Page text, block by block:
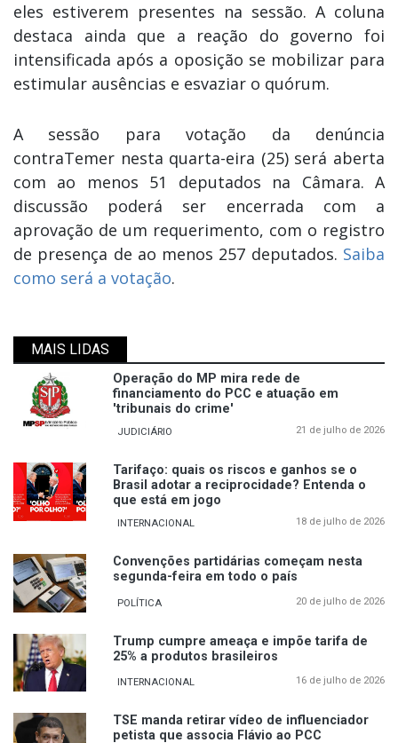
eles estiverem presentes na sessão. A coluna
destaca ainda que a reação do governo foi
intensificada após a oposição se mobilizar para
estimular ausências e esvaziar o quórum.
A sessão para votação da denúncia
contraTemer nesta quarta-eira (25) será aberta
com ao menos 51 deputados na Câmara. A
discussão poderá ser encerrada com a
aprovação de um requerimento, com o registro
de presença de ao menos 257 deputados. Saiba
como será a votação.
MAIS LIDAS
Operação do MP mira rede de
financiamento do PCC e atuação em
'tribunais do crime'
JUDICIÁRIO 21 de julho de 2026
Tarifaço: quais os riscos e ganhos se o
Brasil adotar a reciprocidade? Entenda o
que está em jogo
INTERNACIONAL 18 de julho de 2026
Convenções partidárias começam nesta
segunda-feira em todo o país
POLÍTICA 20 de julho de 2026
Trump cumpre ameaça e impõe tarifa de
25% a produtos brasileiros
INTERNACIONAL 16 de julho de 2026
TSE manda retirar vídeo de influenciador
petista que associa Flávio ao PCC